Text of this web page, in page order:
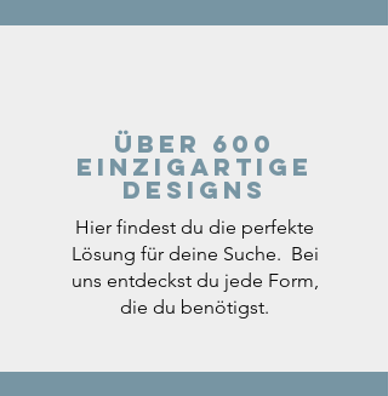
Über 600
einzigartige
Designs
Hier findest du die perfekte
Lösung für deine Suche. Bei
uns entdeckst du jede Form,
die du benötigst.